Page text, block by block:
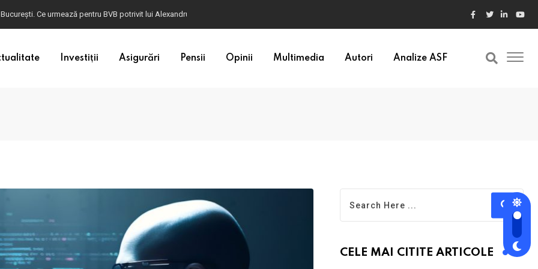
Dacă în România cele mai falsificate bancnote sunt cele de 50 de euro, cele din Bulgaria au valori cu 30% mai mari
Investiții Asigurări Pensii Opinii Multimedia Autori Analize ASF
CELE MAI CITITE ARTICOLE